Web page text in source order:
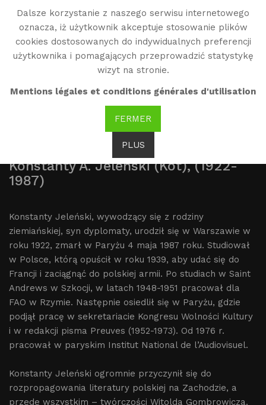
Dalsze korzystanie z naszego serwisu internetowego
oznacza, iż użytkownik akceptuje stosowanie plików
cookies dostosowanych do indywidualnych preferencji
użytkownika i pomagających przeprowadzić statystykę
wizyt na stronie.
Mentions légales et conditions générales d'utilisation
FERMER
PLUS
Witold Gombrowicz
Konstantin « Kot »
Jeleński
Konstanty A. Jeleński (Kot), (1922-
1987)
Konstanty Jeleński, wywodzący się z rodziny
ziemiańskiej, syn dyplomaty, urodził się w Warszawie w
roku 1922, zmarł w Paryżu 4 maja 1987 roku. Studiował
w Polsce, którą opuścił w roku 1939, aby udać się do
Francji i zaciągnąć do polskiej armii. Po studiach w Saint
Andrews w Szkocji, w latach 1948-1951 pracował dla
FAO w Rzymie. Następnie osiedlił się w Paryżu, gdzie
podjął pracę w sekretariacie Kongresu Wolności Kultury
i w redakcji pisma Preuves (1952-1973). Od 1976 r.
pracował w paryskim Institut National de l’Audiovisuel.
Konstanty Jeleński ogromnie przyczynił się do
rozpropagowania literatury polskiej na Zachodzie, a
przede wszystkim – twórczości Witolda Gombrowicza.